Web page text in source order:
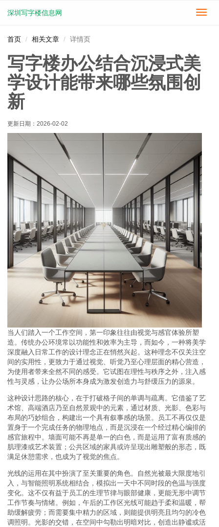
切
深圳写字楼信息网
首页 相关文章 详情页
写字楼办公结合沉浸式美
学设计能带来哪些氛围创
新
更新日期： 2026-02-02
当人们踏入一个工作空间，第一印象往往由视觉与感官体验所塑
造。传统办公环境常以功能性和效率为主导，而如今，一种将美学
深度融入日常工作的设计理念正在悄然兴起。这种理念不仅关注空
间的实用性，更致力于通过视觉、听觉乃至心理层面的精心营造，
为使用者带来全然不同的感受。它试图在理性与秩序之外，注入感
性与灵感，让办公场所本身成为激发创造力与舒缓压力的源泉。
这种设计思路的核心，在于打破格子间的单调与疏离。它借鉴了艺
术馆、高端酒店乃至自然景观中的元素，通过材质、光影、色彩与
布局的巧妙组合，构建出一个具有叙事感的场景。员工不再仅仅是
置身于一个完成任务的物理地点，而是沉浸在一个经过精心编排的
感官旅程中。墙面可能不再是单一的白色，而是运用了富有质感的
肌理漆或艺术装置；公共区域的家具或许呈现出雕塑般的形态，既
满足休憩需求，也成为了视觉的焦点。
光线的运用在其中扮演了至关重要的角色。自然光被最大限度地引
入，与智能照明系统相结合，模拟出一天中不同时段的色温与强度
变化。这不仅有益于员工的生理节律与眼部健康，更能无形中调节
工作节奏与情绪。例如，午后的工作区光线可能趋于柔和温暖，帮
助缓解疲劳；而需要集中精力的区域，则能提供明亮且均匀的冷色
调照明。光影的交错，在空间中勾勒出明暗对比，创造出静谧或活